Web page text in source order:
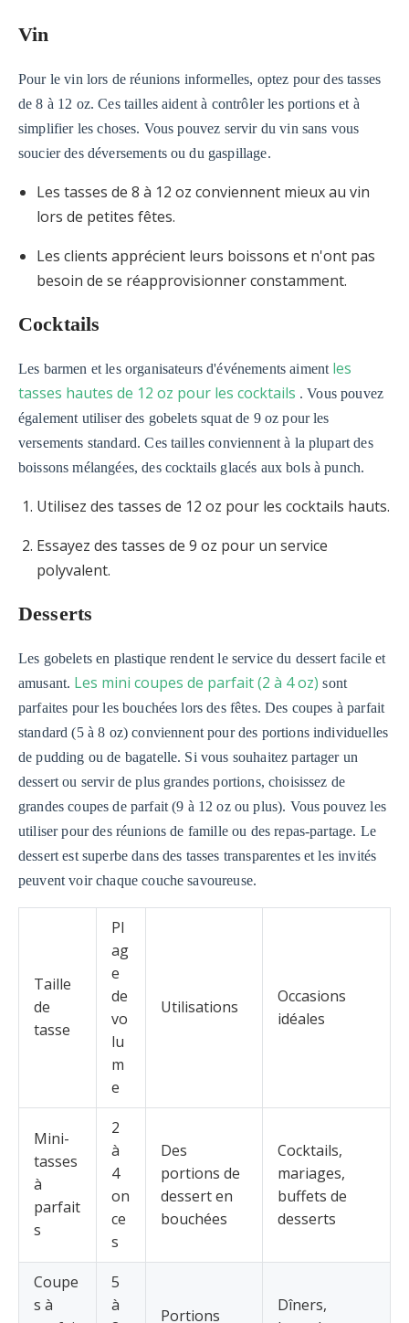
Vin
Pour le vin lors de réunions informelles, optez pour des tasses
de 8 à 12 oz. Ces tailles aident à contrôler les portions et à
simplifier les choses. Vous pouvez servir du vin sans vous
soucier des déversements ou du gaspillage.
Les tasses de 8 à 12 oz conviennent mieux au vin
lors de petites fêtes.
Les clients apprécient leurs boissons et n'ont pas
besoin de se réapprovisionner constamment.
Cocktails
Les barmen et les organisateurs d'événements aiment les
tasses hautes de 12 oz pour les cocktails . Vous pouvez
également utiliser des gobelets squat de 9 oz pour les
versements standard. Ces tailles conviennent à la plupart des
boissons mélangées, des cocktails glacés aux bols à punch.
Utilisez des tasses de 12 oz pour les cocktails hauts.
Essayez des tasses de 9 oz pour un service
polyvalent.
Desserts
Les gobelets en plastique rendent le service du dessert facile et
amusant. Les mini coupes de parfait (2 à 4 oz)sont
parfaites pour les bouchées lors des fêtes. Des coupes à parfait
standard (5 à 8 oz) conviennent pour des portions individuelles
de pudding ou de bagatelle. Si vous souhaitez partager un
dessert ou servir de plus grandes portions, choisissez de
grandes coupes de parfait (9 à 12 oz ou plus). Vous pouvez les
utiliser pour des réunions de famille ou des repas-partage. Le
dessert est superbe dans des tasses transparentes et les invités
peuvent voir chaque couche savoureuse.
Taille
de
tasse
Pl
ag
e
de
vo
lu
m
e
Utilisations
Occasions
idéales
Mini-
tasses
à
parfait
s
2
à
4
on
ce
s
Des
portions de
dessert en
bouchées
Cocktails,
mariages,
buffets de
desserts
Coupe
s à
5
à
Portions
Dîners,